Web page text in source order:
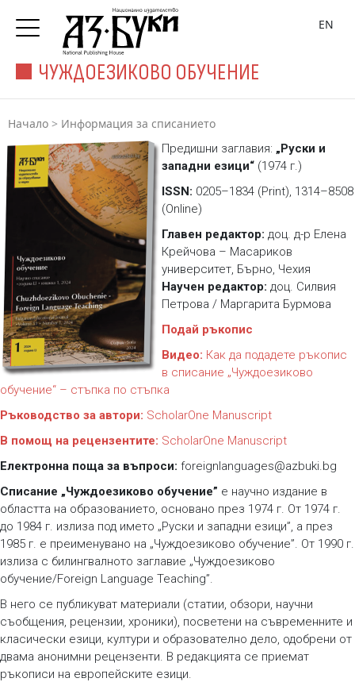
ЧУЖДОЕЗИКОВО ОБУЧЕНИЕ
EN
Начало > Информация за списанието
Предишни заглавия: „Руски и
западни езици“ (1974 г.)
ISSN: 0205–1834 (Print), 1314–8508
(Online)
Главен редактор: доц. д-р Елена
Крейчова – Масариков
университет, Бърно, Чехия
Научен редактор: доц. Силвия
Петрова / Маргарита Бурмова
Подай ръкопис
Видео: Как да подадете ръкопис
в списание „Чуждоезиково
обучение“ – стъпка по стъпка
Ръководство за автори: ScholarOne Manuscript
В помощ на рецензентите: ScholarOne Manuscript
Електронна поща за въпроси: foreignlanguages@azbuki.bg
Списание „Чуждоезиково обучение” е научно издание в
областта на образованието, основано през 1974 г. От 1974 г.
до 1984 г. излиза под името „Руски и западни езици”, а през
1985 г. е преименувано на „Чуждоезиково обучение”. От 1990 г.
излиза с билингвалното заглавие „Чуждоезиково
обучение/Foreign Language Teaching”.
В него се публикуват материали (статии, обзори, научни
съобщения, рецензии, хроники), посветени на съвременните и
класически езици, култури и образователно дело, одобрени от
двама анонимни рецензенти. В редакцията се приемат
ръкописи на европейските езици.